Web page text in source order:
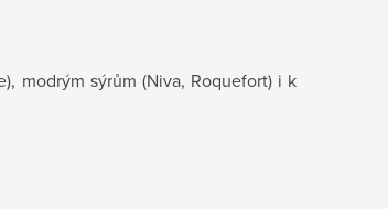
modrým sýrům (Niva, Roquefort) i k